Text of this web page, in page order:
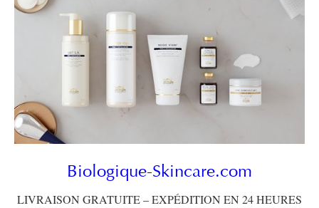
Biologique-Skincare.com
LIVRAISON GRATUITE – EXPÉDITION EN 24 HEURES